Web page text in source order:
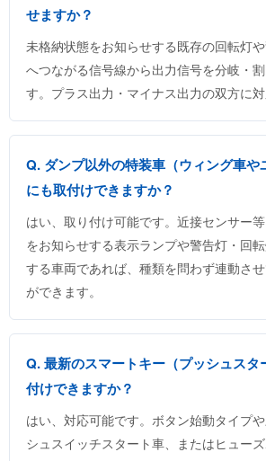
せますか？
未格納状態をお知らせする既存の回転灯や
へつながる信号線から出力信号を分岐・
す。プラス出力・マイナス出力の双方に対
Q. ダンプ以外の特装車（ウィング車や
にも取付けできますか？
はい、取り付け可能です。近接センサー
をお知らせする表示ランプや警告灯・回
する車両であれば、種類を問わず連動さ
ができます。
Q. 最新のスマートキー（プッシュスタ
付けできますか？
はい、対応可能です。ボタン始動タイプ
シュスイッチスタート車、またはヒュー